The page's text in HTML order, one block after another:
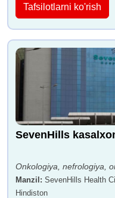
Tafsilotlarni ko'rish
SevenHills
Onkologiya, nefrologiya,
Manzil : SevenHills Health
Hindiston